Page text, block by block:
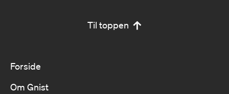
Til toppen
Forside
Om Gnist